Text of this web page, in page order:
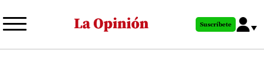
al
principal
Suscríbete